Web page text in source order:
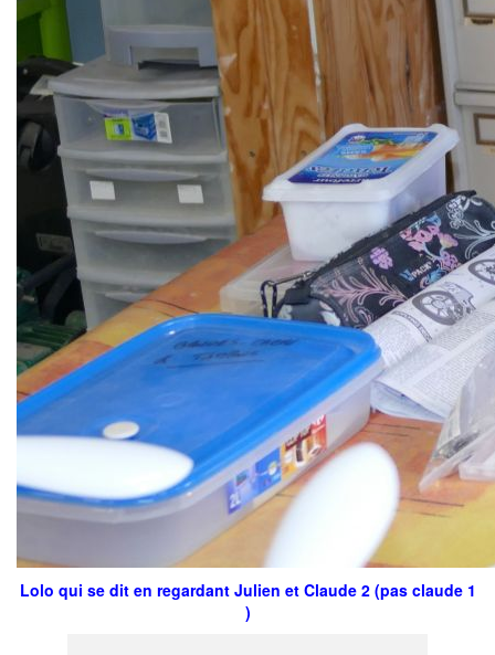
Lolo qui se dit en regardant Julien et Claude 2 (pas claude 1
)